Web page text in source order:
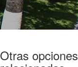
Otras opciones